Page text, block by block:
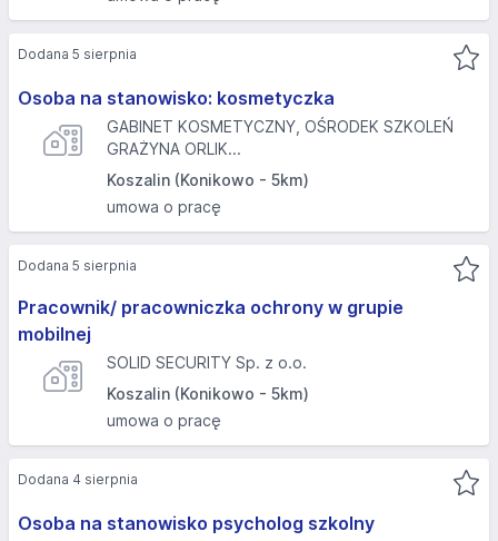
Osoba na stanowisko: kosmetyczka
GABINET KOSMETYCZNY, OŚRODEK SZKOLEŃ
GRAŻYNA ORLIK...
Koszalin (Konikowo - 5km)
umowa o pracę
Dodana 5 sierpnia
Pracownik/ pracowniczka ochrony w grupie
mobilnej
SOLID SECURITY Sp. z o.o.
Koszalin (Konikowo - 5km)
umowa o pracę
Dodana 5 sierpnia
Osoba na stanowisko psycholog szkolny
Dodana 4 sierpnia